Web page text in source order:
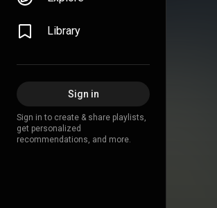
Library
Sign in
Sign in to create & share playlists,
get personalized
recommendations, and more.